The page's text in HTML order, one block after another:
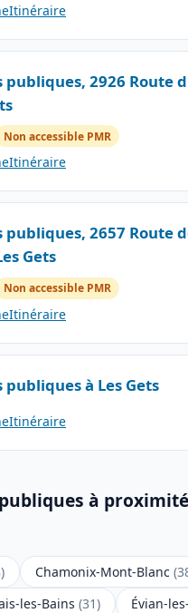
Itinéraire
publiques, 2926 Route
Non accessible PMR
Itinéraire
publiques, 2657 Route
Gets
Non accessible PMR
Itinéraire
publiques à Les Gets
Itinéraire
à
Chamonix-Mont-Blanc
les-Bains (31) Évian-